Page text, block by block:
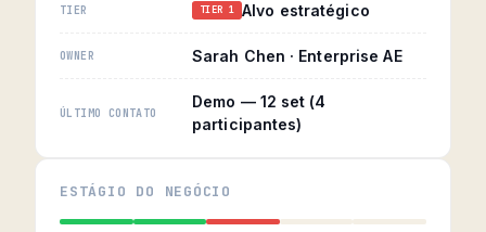
TIER TIER 1 Alvo estratégico
OWNER Sarah Chen · Enterprise AE
ÚLTIMO CONTATO
Demo — 12 set (4
participantes)
ESTÁGIO DO NEGÓCIO